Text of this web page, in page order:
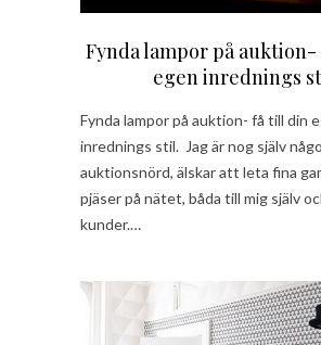
Fynda lampor på
egen inrednings
Fynda lampor på auktion- få till din
inrednings stil. Jag är nog själv
auktionsnörd, älskar att leta fina
pjäser på nätet, båda till mig själv
kunder.…